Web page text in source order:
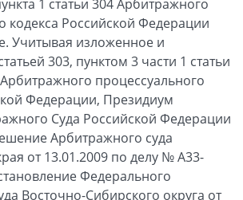
1 статьи 304 Арбитражного
кодекса Российской Федерации
Учитывая изложенное и
303, пунктом 3 части 1 статьи
процессуального
Федерации, Президиум
Суда Российской Федерации
Арбитражного суда
от 13.01.2009 по делу № А33-
Федерального
Восточно-Сибирского округа от